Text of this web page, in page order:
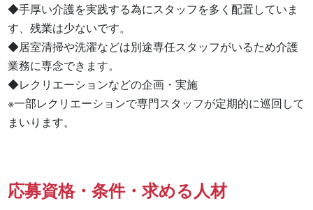
◆手厚い介護を実践する為にスタッフを多く配置していま
す、残業は少ないです。
◆居室清掃や洗濯などは別途専任スタッフがいるため介護
業務に専念できます。
◆レクリエーションなどの企画・実施
※一部レクリエーションで専門スタッフが定期的に巡回して
まいります。
応募資格・条件・求める人材